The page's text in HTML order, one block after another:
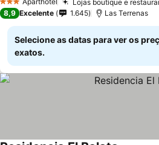
3 Estrelas Lojas boutique e
8,9 Excelente 1.645 Las Terrenas
Selecione as datas para ver os
exatos.